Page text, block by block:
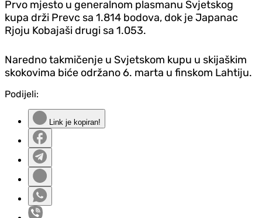
Prvo mjesto u generalnom plasmanu Svjetskog
kupa drži Prevc sa 1.814 bodova, dok je Japanac
Rjoju Kobajaši drugi sa 1.053.
Naredno takmičenje u Svjetskom kupu u skijaškim
skokovima biće održano 6. marta u finskom Lahtiju.
Podijeli:
Link je kopiran!